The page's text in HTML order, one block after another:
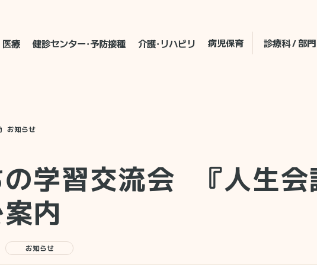
医療 健診センター・予防接種 介護・リハビリ 病児保育 診療科 / 部門
お知らせ
学習交流会 『人生会
内
お知らせ